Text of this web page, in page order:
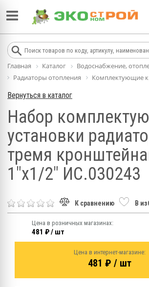
Главная Каталог
Водоснабжение,
Радиаторы отопления
Комплектующие
Вернуться в каталог
Набор
установки
тремя
1"х1/2" ИС.030243
К сравнению В
Цена в розничных магазинах:
481 ₽ / шт
Цена в интернет-магазине:
481 ₽ / шт